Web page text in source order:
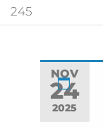
245
NOV
24
2025